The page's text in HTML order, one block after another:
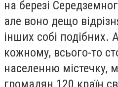
на березі
але воно дещо
інших собі
кожному, всього-то
населенню містечку,
громадян 120 країн